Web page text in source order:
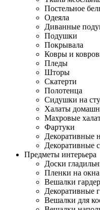
Постельное
Одеяла
Диванные
Подушки
Покрывала
Ковры и
Пледы
Шторы
Скатерти
Полотенца
Сидушки на
Халаты
Махровые
Фартуки
Декоративные
Декоративные
Предметы интерьера
Доски
Пленки на окна
Вешалки
Декоративные
Вешалки для